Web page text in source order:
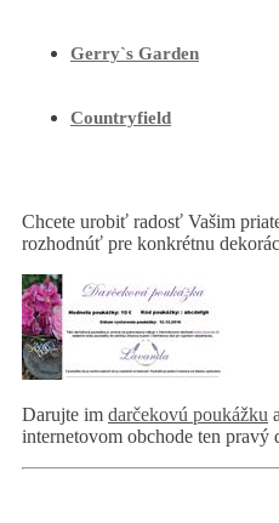
Gerry`s Garden
Countryfield
Chcete urobiť radosť Vašim
rozhodnúť pre konkrétnu
Darujte im darčekovú poukážku
internetovom obchode ten pravý